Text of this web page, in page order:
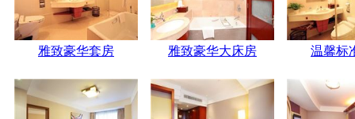
雅致豪华套房 雅致豪华大床房 温馨标